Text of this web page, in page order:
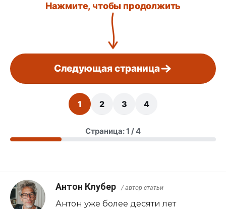
Нажмите, чтобы продолжить
Следующая страница
1 2 3 4
Страница: 1 / 4
Антон Клубер / автор статьи
Антон уже более десяти лет